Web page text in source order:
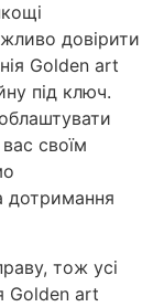
довірити
Golden art
під ключ.
своїм
дотримання
тож усі
Golden art